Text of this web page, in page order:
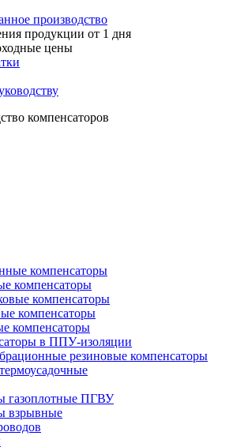
производство
продукции от 1 дня
цены
компенсаторов
компенсаторы
компенсаторы
компенсаторы
компенсаторы
компенсаторы
в ППУ-изоляции
резиновые компенсаторы
газоплотные ПГВУ
взрывные